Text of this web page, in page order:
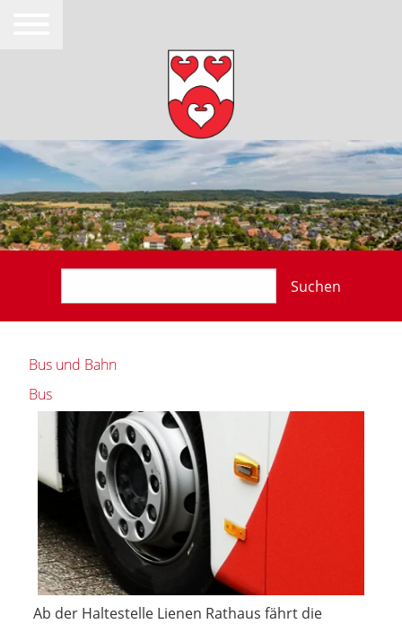
Suchen
Bus und Bahn
Bus
Ab der Haltestelle Lienen Rathaus fährt die